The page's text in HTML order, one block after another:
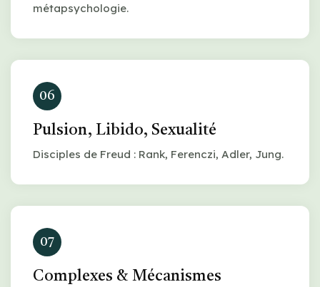
métapsychologie.
06
Pulsion, Libido, Sexualité
Disciples de Freud : Rank, Ferenczi, Adler, Jung.
07
Complexes & Mécanismes